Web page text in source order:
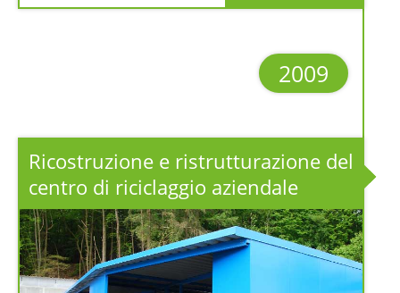
2009
Ricostruzione e ristrutturazione del
centro di riciclaggio aziendale